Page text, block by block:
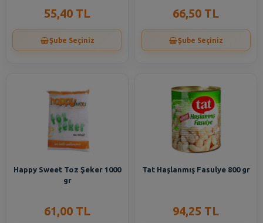
55,40 TL
Şube Seçiniz
66,50 TL
Şube Seçiniz
Happy Sweet Toz Şeker 1000
gr
61,00 TL
Tat Haşlanmış Fasulye 800 gr
94,25 TL